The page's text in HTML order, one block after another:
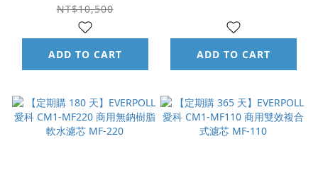
MF-220｜MF-110
NT$10,500
ADD TO CART ADD TO CART